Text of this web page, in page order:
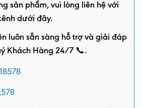
sản phẩm, vui lòng liên hệ với
dưới đây.
luôn sẵn sàng hỗ trợ và giải đáp
Khách Hàng 24/7 📞.